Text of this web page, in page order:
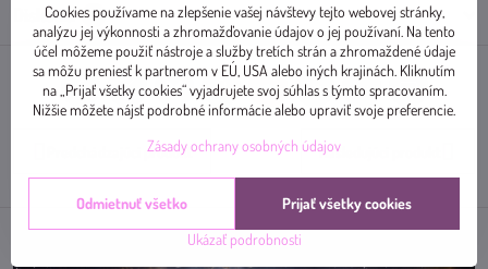
Diskusia 0
FacebookTwitter BlueskyPinterestReddit LinkedInWhatsApp
E-
mail
Predchádzajúci produkt Nasledujúci produkt
Cookies používame na zlepšenie vašej návštevy tejto webovej stránky,
analýzu jej výkonnosti a zhromažďovanie údajov o jej používaní. Na tento
účel môžeme použiť nástroje a služby tretích strán a zhromaždené údaje
sa môžu preniesť k partnerom v EÚ, USA alebo iných krajinách. Kliknutím
na „Prijať všetky cookies“ vyjadrujete svoj súhlas s týmto spracovaním.
Nižšie môžete nájsť podrobné informácie alebo upraviť svoje preferencie.
Zásady ochrany osobných údajov
Ukázať podrobnosti
Prijať všetky cookies
Odmietnuť všetko